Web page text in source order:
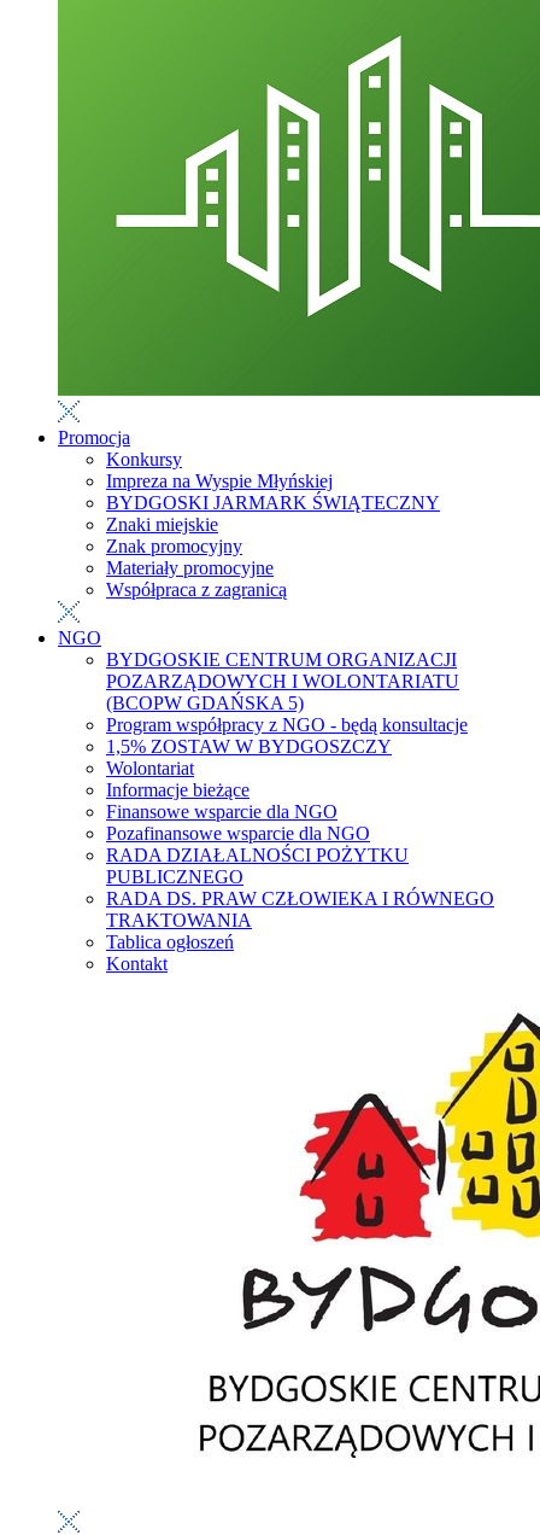
Promocja
Konkursy
Impreza na Wyspie Młyńskiej
BYDGOSKI JARMARK ŚWIĄTECZNY
Znaki miejskie
Znak promocyjny
Materiały promocyjne
Współpraca z zagranicą
NGO
BYDGOSKIE CENTRUM ORGANIZACJI
POZARZĄDOWYCH I WOLONTARIATU
(BCOPW GDAŃSKA 5)
Program współpracy z NGO - będą konsultacje
1,5% ZOSTAW W BYDGOSZCZY
Wolontariat
Informacje bieżące
Finansowe wsparcie dla NGO
Pozafinansowe wsparcie dla NGO
RADA DZIAŁALNOŚCI POŻYTKU
PUBLICZNEGO
RADA DS. PRAW CZŁOWIEKA I RÓWNEGO
TRAKTOWANIA
Tablica ogłoszeń
Kontakt